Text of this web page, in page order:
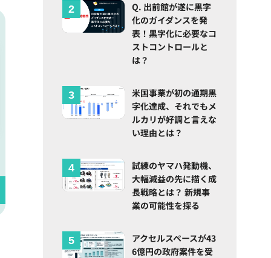
Q. 出前館が遂に黒字
化のガイダンスを発
表！黒字化に必要なコ
ストコントロールと
は？
米国事業が初の通期黒
字化達成、それでもメ
ルカリが好調と言えな
い理由とは？
試練のヤマハ発動機、
大幅減益の先に描く成
長戦略とは？ 新規事
業の可能性を探る
アクセルスペースが43
6億円の政府案件を受